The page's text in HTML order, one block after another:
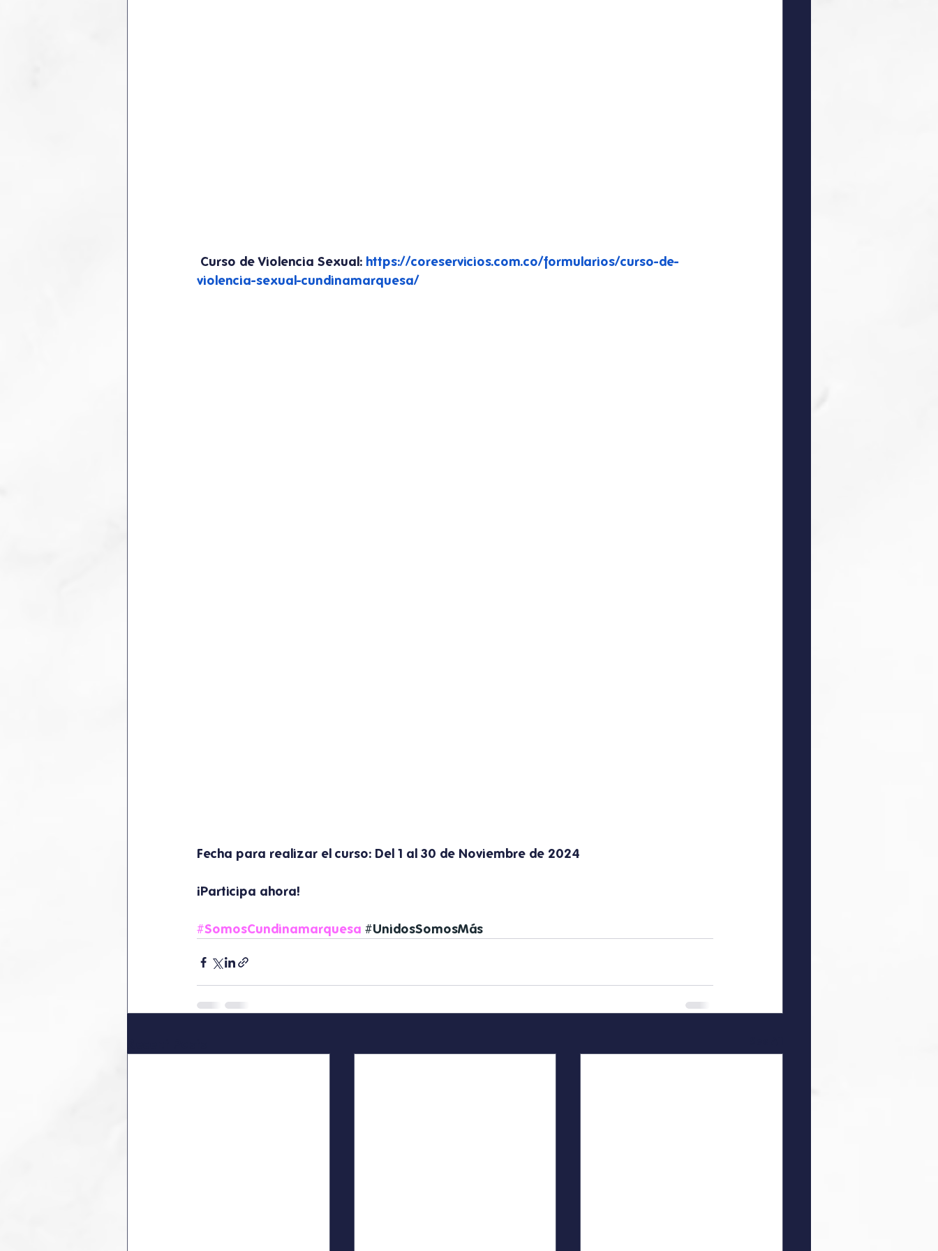
Curso de Violencia Sexual: https://coreservicios.com.co/formularios/curso-de-
violencia-sexual-cundinamarquesa/
Fecha para realizar el curso: Del 1 al 30 de Noviembre de 2024
¡Participa ahora!
#SomosCundinamarquesa #UnidosSomosMás